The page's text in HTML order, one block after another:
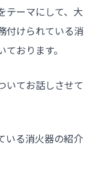
テーマにして、大
付けられている消
おります。
いてお話しさせて
いる消火器の紹介